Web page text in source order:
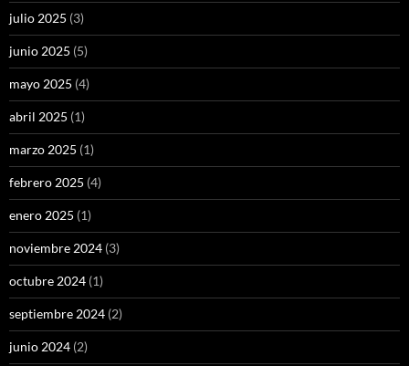
julio 2025 (3)
junio 2025 (5)
mayo 2025 (4)
abril 2025 (1)
marzo 2025 (1)
febrero 2025 (4)
enero 2025 (1)
noviembre 2024 (3)
octubre 2024 (1)
septiembre 2024 (2)
junio 2024 (2)